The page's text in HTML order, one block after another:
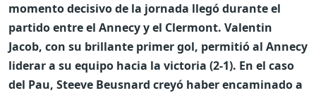
momento decisivo de la jornada llegó durante el
partido entre el Annecy y el Clermont. Valentin
Jacob, con su brillante primer gol, permitió al Annecy
liderar a su equipo hacia la victoria (2-1). En el caso
del Pau, Steeve Beusnard creyó haber encaminado a